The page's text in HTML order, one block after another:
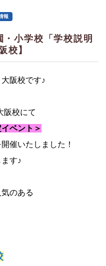
報
小学校「学校説明
校】
阪校です♪
阪校にて
ベント＞
開催いたしました！
す♪
のある